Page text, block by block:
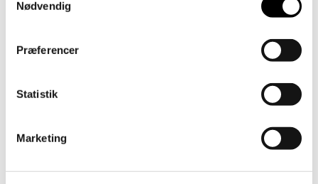
Nødvendig
Præferencer
Statistik
Marketing
SAMARBEJDSPARTNERE
Ingeniører og Terra Nova Landskabsarkitekter
Vil du vide mere